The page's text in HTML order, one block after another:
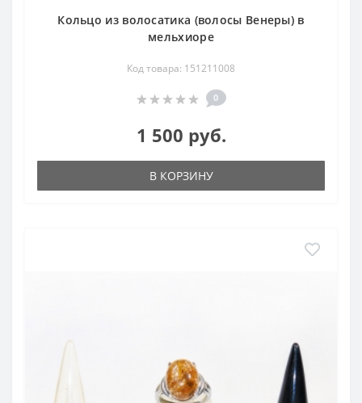
Кольцо из волосатика (волосы Венеры) в
мельхиоре
Код товара: 151211008
0
1 500 руб.
В КОРЗИНУ